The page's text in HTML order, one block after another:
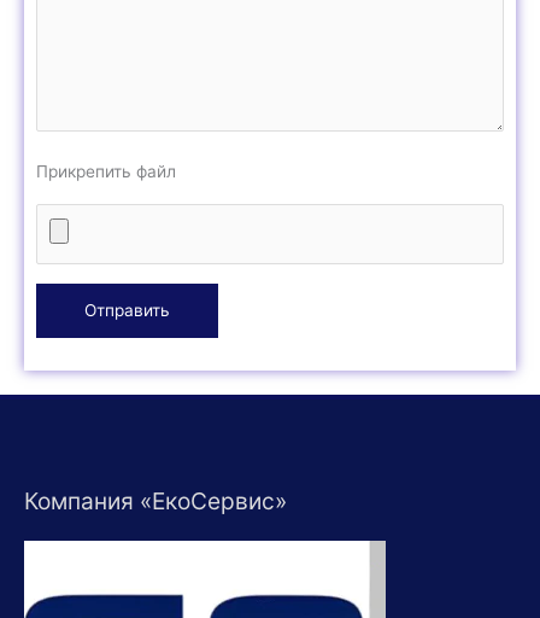
Прикрепить файл
Компания «ЕкоСервис»